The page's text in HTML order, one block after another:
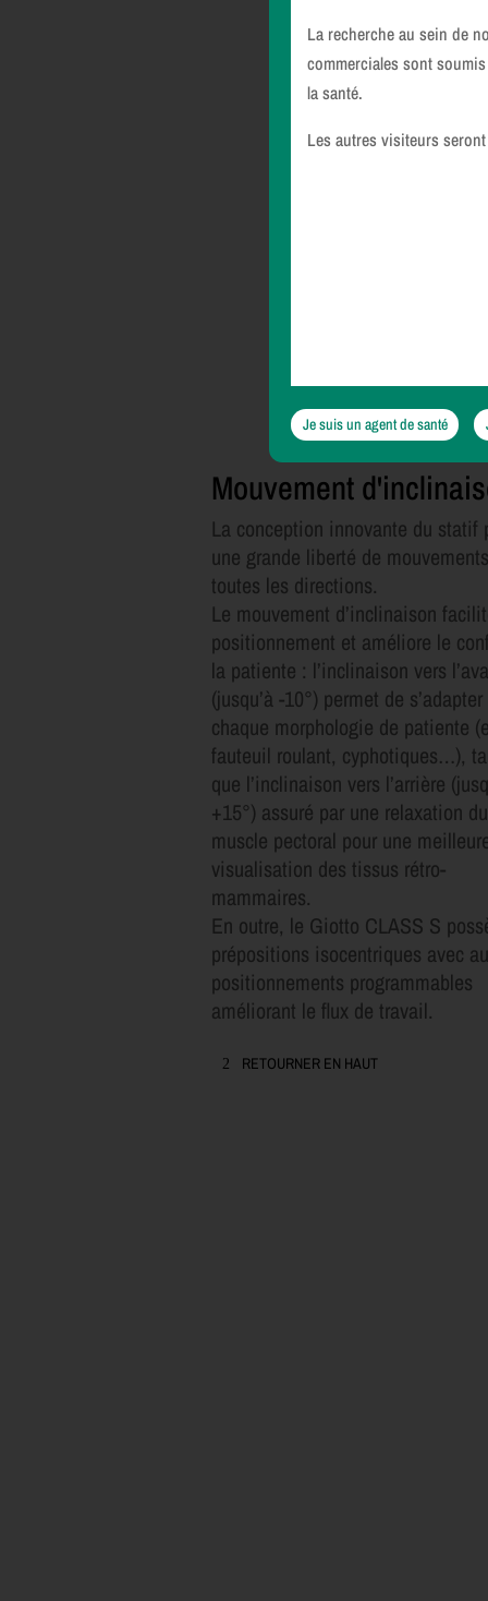
Mouvement
La conception innovante du statif
une grande liberté de
toutes les directions.
Le mouvement d’inclinaison
positionnement et améliore le
la patiente : l’inclinaison vers
(jusqu’à -10°) permet de
chaque morphologie de patiente
fauteuil roulant, cyphotiques…),
que l’inclinaison vers l’arrière
+15°) assuré par une relaxation du
muscle pectoral pour une
visualisation des tissus rétro-
mammaires.
En outre, le Giotto CLASS S
prépositions isocentriques avec
positionnements programmables
améliorant le flux de travail.
RETOURNER EN HAUT
La recherche au sein de
commerciales sont
la santé.
Les autres visiteurs
Je suis un agent de santé